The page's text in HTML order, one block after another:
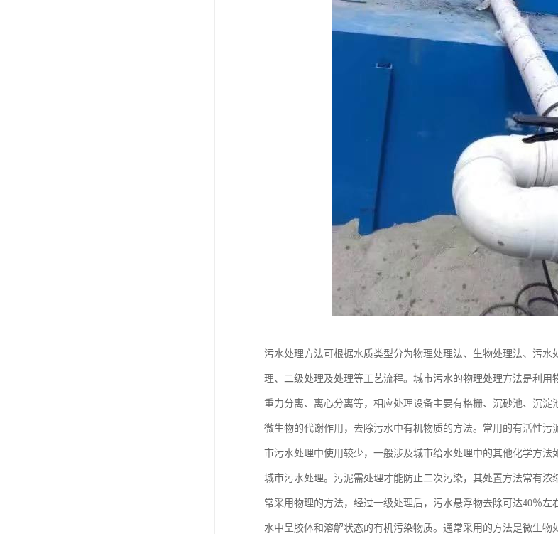
污水处理方法可根据水质类型分为物理处理法、生物处理法、污
理、二级处理及处理等工艺流程。城市污水的物理处理方法是利
重力分离、离心分离等，相应处理设备主要有格栅、沉砂池、沉
微生物的代谢作用，去除污水中有机物质的方法。常用的有活性
市污水处理中使用较少，一般涉及城市给水处理中的其他化学方
城市污水处理。污泥需处理才能防止二次污染，其处置方法常有
常采用物理的方法，经过一级处理后，污水悬浮物去除可达40％
水中呈胶体和溶解状态的有机污染物质。通常采用的方法是微生